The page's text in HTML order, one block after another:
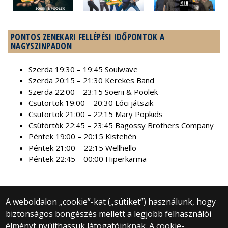
PONTOS ZENEKARI FELLÉPÉSI IDŐPONTOK A
NAGYSZINPADON
Szerda 19:30 – 19:45 Soulwave
Szerda 20:15 – 21:30 Kerekes Band
Szerda 22:00 – 23:15 Soerii & Poolek
Csütörtök 19:00 – 20:30 Lóci játszik
Csütörtök 21:00 – 22:15 Mary Popkids
Csütörtök 22:45 – 23:45 Bagossy Brothers Company
Péntek 19:00 – 20:15 Kistehén
Péntek 21:00 – 22:15 Wellhello
Péntek 22:45 – 00:00 Hiperkarma
A weboldalon „cookie”-kat („sütiket”) használunk, hogy
biztonságos böngészés mellett a legjobb felhasználói
© 2025 Eötvös Loránd Tudományegyetem